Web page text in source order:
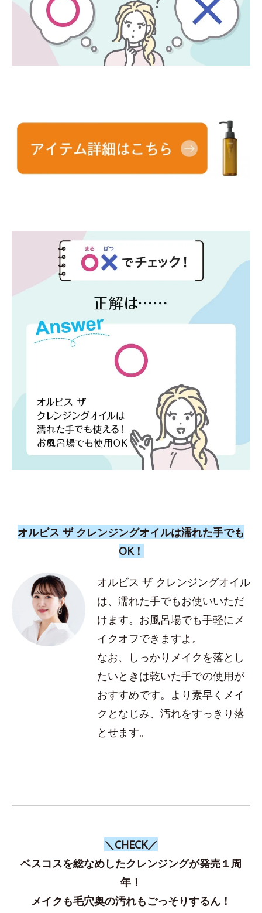
オルビス ザ クレンジングオイルは濡れた手でも
OK！
オルビス ザ クレンジングオイル
は、濡れた手でもお使いいただ
けます。お風呂場でも手軽にメ
イクオフできますよ。
なお、しっかりメイクを落とし
たいときは乾いた手での使用が
おすすめです。より素早くメイ
クとなじみ、汚れをすっきり落
とせます。
＼CHECK／
ベスコスを総なめしたクレンジングが発売１周
年！
メイクも毛穴奥の汚れもごっそりするん！